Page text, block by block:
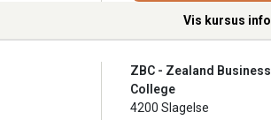
Vis kursus info
ZBC - Zealand Business
College
4200 Slagelse